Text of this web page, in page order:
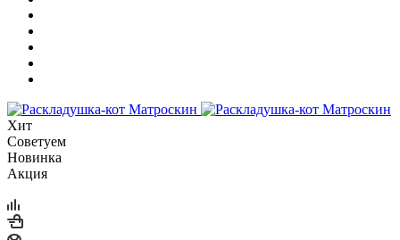
Хит
Советуем
Новинка
Акция